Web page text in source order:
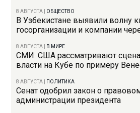
8 АВГУСТА ОБЩЕСТВО
В Узбекистане выявили волну
госорганизации и компании
8 АВГУСТА В МИРЕ
СМИ: США рассматривают
власти на Кубе по примеру
8 АВГУСТА ПОЛИТИКА
Сенат одобрил закон о
администрации президента